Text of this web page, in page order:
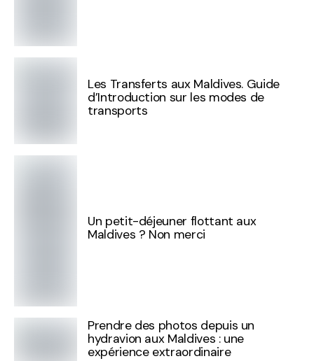
Les Transferts aux Maldives. Guide
d’Introduction sur les modes de
transports
Un petit-déjeuner flottant aux
Maldives ? Non merci
Prendre des photos depuis un
hydravion aux Maldives : une
expérience extraordinaire